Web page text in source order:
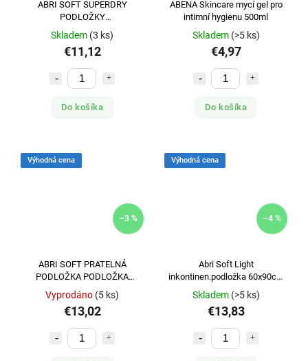
ABRI SOFT SUPERDRY
PODLOŽKY
ABSORPČNÍ,40X60CM,800ML,SE
SUPERABSORBENT
Skladem (3 ks)
€11,12
Do košíka
ABENA Skincare mycí gel pro
intimní hygienu 500ml
Skladem (>5 ks)
€4,97
Do košíka
Výhodná cena
–3 %
ABRI SOFT PRATELNÁ
PODLOŽKA PODLOŽKA
ABSORPČNÍ, PRATELNÁ, SE
ZÁLOŽKAMI, 75X85C
Vyprodáno (5 ks)
€13,02
Výhodná cena
–4 %
Abri Soft Light
inkontinen.podložka 60x90cm
30ks
Skladem (>5 ks)
€13,83